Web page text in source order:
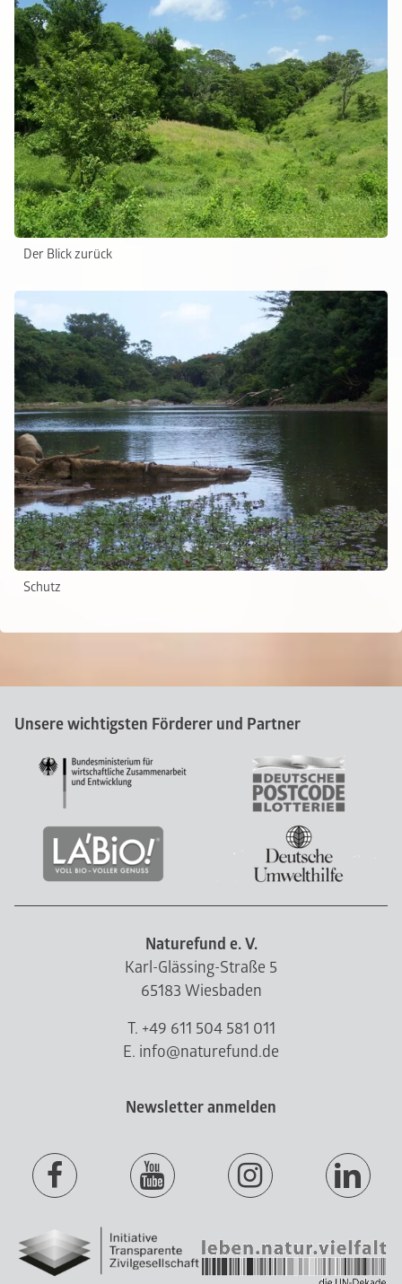
Der Blick zurück
Schutz
Unsere wichtigsten Förderer und Partner
Naturefund e. V.
Karl-Glässing-Straße 5
65183 Wiesbaden
T. +49 611 504 581 011
E. info@naturefund.de
Newsletter anmelden